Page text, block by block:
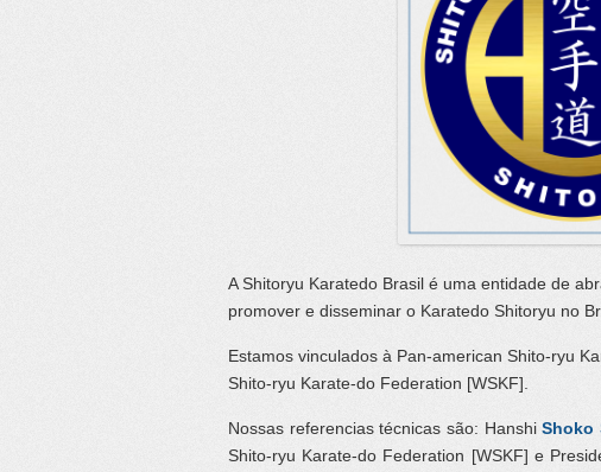
A Shitoryu Karatedo Brasil é uma entidade de
promover e disseminar o Karatedo Shitoryu no
Estamos vinculados à Pan-american Shito-ryu
Shito-ryu Karate-do Federation [WSKF].
Nossas referencias técnicas são: HanshiShoko
Shito-ryu Karate-do Federation [WSKF] e